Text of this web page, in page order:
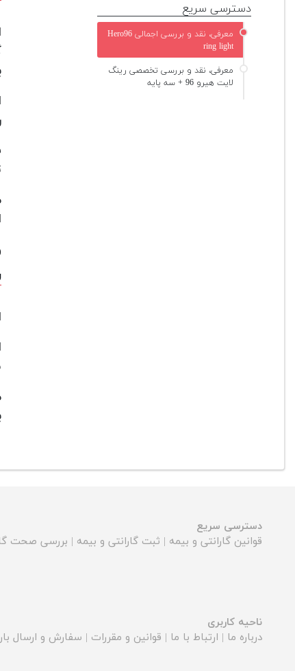
دسترسی سریع
معرفی، نقد و بررسی اجمالی Hero96
ring light
معرفی، نقد و بررسی تخصصی رینگ
لایت هیرو 96 + سه پایه
دسترسی سریع
قوانین گارانتی و بیمه | ثبت گارانتی و بیمه | بررسی صحت
ناحیه کاربری
درباره ما | ارتباط با ما | قوانین و مقررات | سفارش و ارسال بار